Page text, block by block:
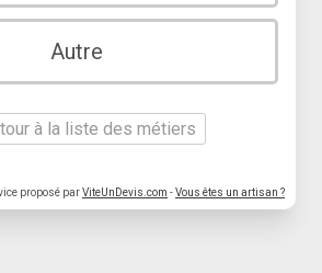
Autre
à la liste des métiers
proposé parViteUnDevis.com -Vous êtes un artisan ?